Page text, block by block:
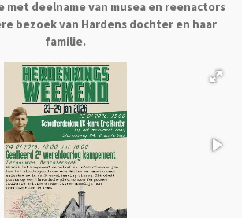
met deelname van musea en reenactors
bezoek van Hardens dochter en haar
familie.